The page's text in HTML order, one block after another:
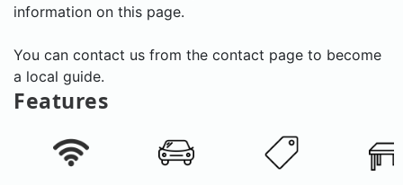
information on this page.
You can contact us from the contact page to become
a local guide.
Features